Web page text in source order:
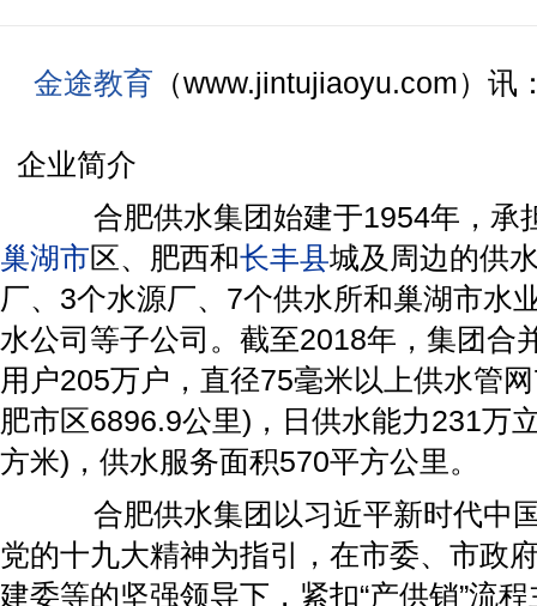
金途教育 （www.jintujiaoyu.com）讯
企业简介
合肥供水集团始建于1954年，承
巢湖市区、肥西和长丰县城及周边的供
厂、3个水源厂、7个供水所和巢湖市水
水公司等子公司。截至2018年，集团合
用户205万户，直径75毫米以上供水管
肥市区6896.9公里)，日供水能力231万
方米)，供水服务面积570平方公里。
合肥供水集团以习近平新时代中
党的十九大精神为指引，在市委、市政
建委等的坚强领导下，紧扣“产供销”流